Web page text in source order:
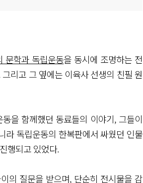
문학과 독립운동을 동시에 조명하는 전
리고 그 옆에는 이육사 선생의 친필 원
을 함께했던 동료들의 이야기, 그들이
라 독립운동의 한복판에서 싸웠던 인물
행되고 있었다.
의 질문을 받으며, 단순히 전시물을 감